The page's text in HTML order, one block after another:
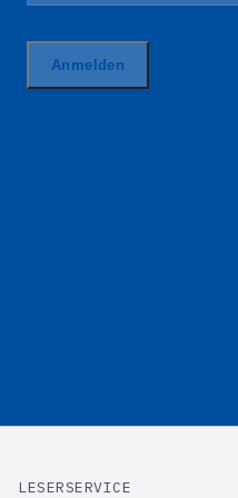
LESERSERVICE